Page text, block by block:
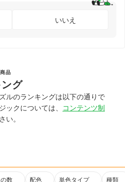
いいえ
品
グ
ルのランキングは以下の通りで
ックについては、
コンテンツ制
い。
数 配色 単色タイプ 種類